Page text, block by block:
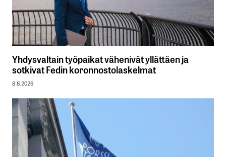
Yhdysvaltain työpaikat vähenivät yllättäen ja
sotkivat Fedin koronnostolaskelmat
8.8.2026